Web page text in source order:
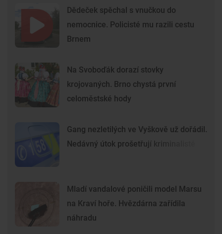
Dědeček spěchal s vnučkou do
nemocnice. Policisté mu razili cestu
Brnem
Na Svoboďák dorazí stovky
krojovaných. Brno chystá první
celoměstské hody
Gang nezletilých ve Vyškově už dořádil.
Nedávný útok prošetřují kriminalisté
Mladí vandalové poničili model Marsu
na Kraví hoře. Hvězdárna zařídila
náhradu